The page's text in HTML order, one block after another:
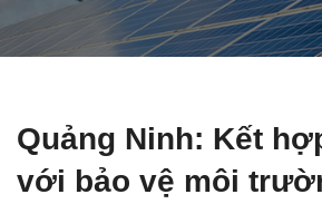
Quảng Ninh: Kết
với bảo vệ môi